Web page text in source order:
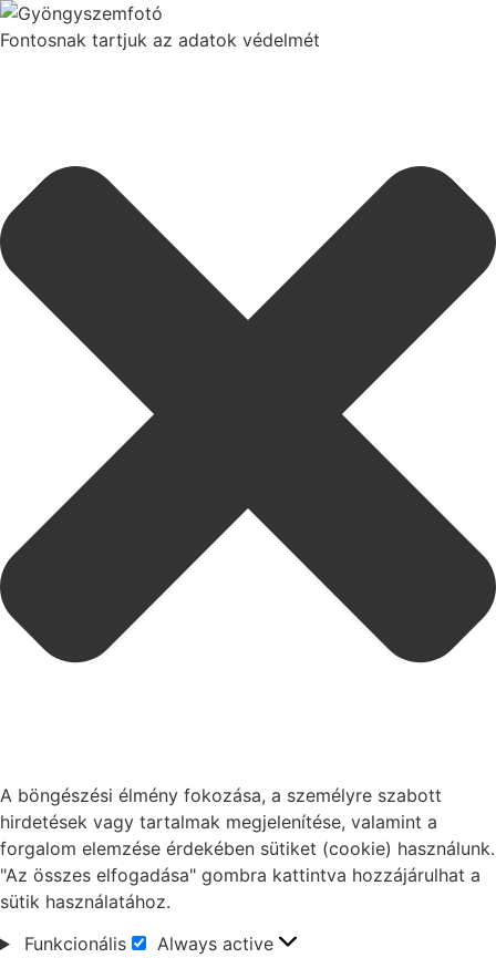
Fontosnak tartjuk az adatok védelmét
A böngészési élmény fokozása, a személyre szabott
hirdetések vagy tartalmak megjelenítése, valamint a
forgalom elemzése érdekében sütiket (cookie) használunk.
"Az összes elfogadása" gombra kattintva hozzájárulhat a
sütik használatához.
Funkcionális
Always active